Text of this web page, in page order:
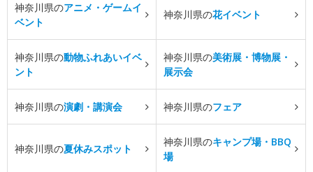
神奈川県のアニメ・ゲームイ
ベント
神奈川県の花イベント
神奈川県の動物ふれあいイベ
ント
神奈川県の美術展・博物展・
展示会
神奈川県の演劇・講演会 神奈川県のフェア
神奈川県の夏休みスポット
神奈川県のキャンプ場・BBQ
場